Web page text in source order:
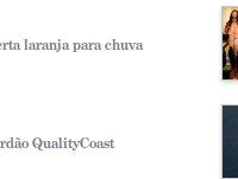
laranja para chuva
QualityCoast